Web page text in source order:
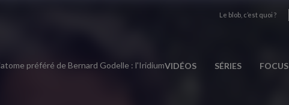
Le blob, c’est quoi ?
VIDÉOS SÉRIES FOCUS
préféré de Bernard Godelle : l'Iridium